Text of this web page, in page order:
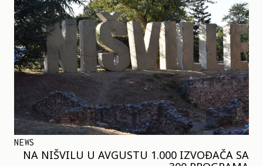
NEWS
NA NIŠVILU U AVGUSTU 1.000 IZVOĐAČA SA